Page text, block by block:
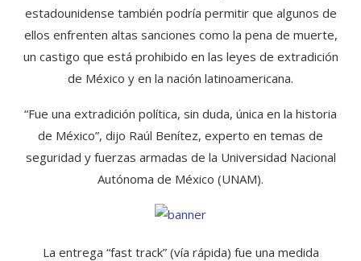
estadounidense también podría permitir que algunos de
ellos enfrenten altas sanciones como la pena de muerte,
un castigo que está prohibido en las leyes de extradición
de México y en la nación latinoamericana.
“Fue una extradición política, sin duda, única en la historia
de México”, dijo Raúl Benítez, experto en temas de
seguridad y fuerzas armadas de la Universidad Nacional
Autónoma de México (UNAM).
La entrega “fast track” (vía rápida) fue una medida